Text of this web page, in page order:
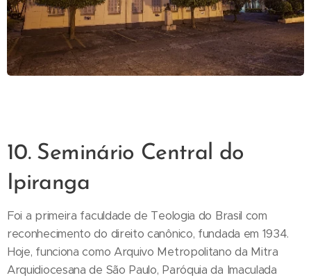
10. Seminário Central do
Ipiranga
Foi a primeira faculdade de Teologia do Brasil com
reconhecimento do direito canônico, fundada em 1934.
Hoje, funciona como Arquivo Metropolitano da Mitra
Arquidiocesana de São Paulo, Paróquia da Imaculada